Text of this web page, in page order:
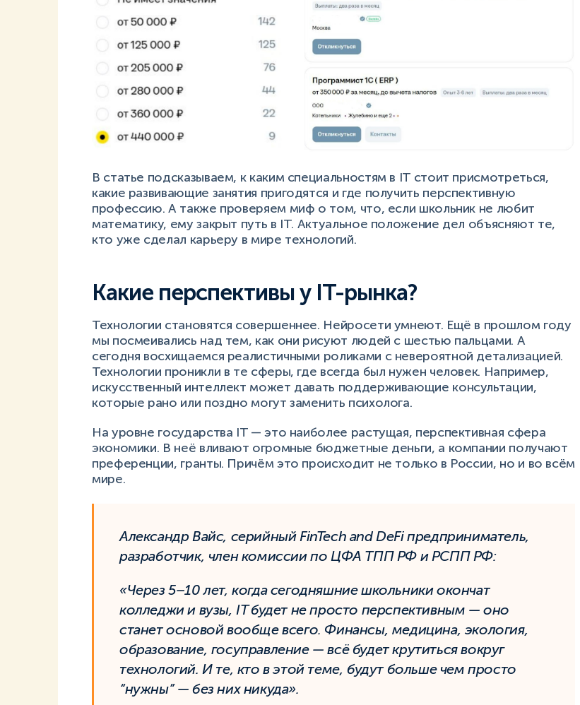
В статье подсказываем, к каким специальностям в IT стоит присмотреться,
какие развивающие занятия пригодятся и где получить перспективную
профессию. А также проверяем миф о том, что, если школьник не любит
математику, ему закрыт путь в IT. Актуальное положение дел объясняют те,
кто уже сделал карьеру в мире технологий.
Какие перспективы у IT-рынка?
Технологии становятся совершеннее. Нейросети умнеют. Ещё в прошлом году
мы посмеивались над тем, как они рисуют людей с шестью пальцами. А
сегодня восхищаемся реалистичными роликами с невероятной детализацией.
Технологии проникли в те сферы, где всегда был нужен человек. Например,
искусственный интеллект может давать поддерживающие консультации,
которые рано или поздно могут заменить психолога.
На уровне государства IT — это наиболее растущая, перспективная сфера
экономики. В неё вливают огромные бюджетные деньги, а компании получают
преференции, гранты. Причём это происходит не только в России, но и во всём
мире.
Александр Вайс, серийный FinTech and DeFi предприниматель,
разработчик, член комиссии по ЦФА ТПП РФ и РСПП РФ:
«Через 5–10 лет, когда сегодняшние школьники окончат
колледжи и вузы, IT будет не просто перспективным — оно
станет основой вообще всего. Финансы, медицина, экология,
образование, госуправление — всё будет крутиться вокруг
технологий. И те, кто в этой теме, будут больше чем просто
“нужны” — без них никуда».